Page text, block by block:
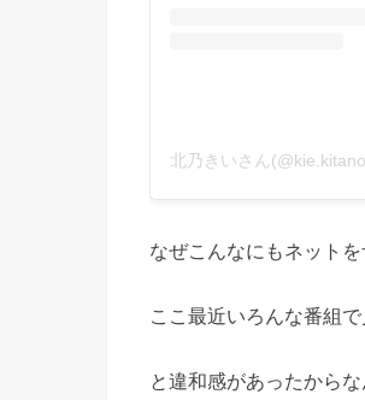
北乃きいさん
なぜこんなにもネット
ここ最近いろんな番組
と違和感があったからな